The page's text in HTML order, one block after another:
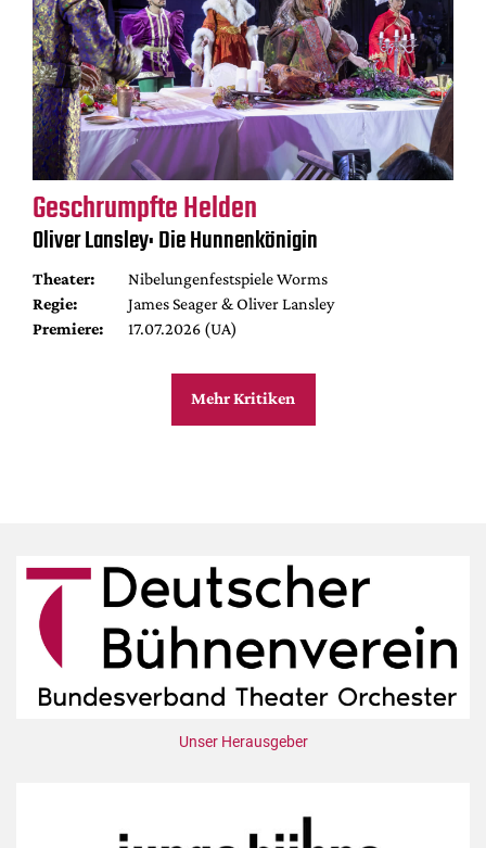
Geschrumpfte Helden
Oliver Lansley: Die Hunnenkönigin
Theater:
Nibelungenfestspiele Worms
Regie:
James Seager & Oliver Lansley
Premiere:
17.07.2026 (UA)
Mehr Kritiken
Unser Herausgeber